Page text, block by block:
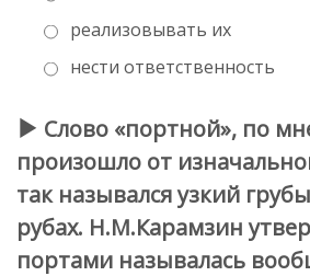
реализовывать их
нести ответственность
Слово «портной», по
произошло от
так назывался узкий
рубах. Н.М.Карамзин
портами называлась